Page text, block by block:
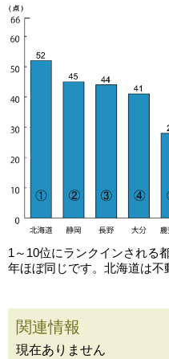
1～10位にランクインされる
年ほぼ同じです。北海道は不
関連情報
現在ありません